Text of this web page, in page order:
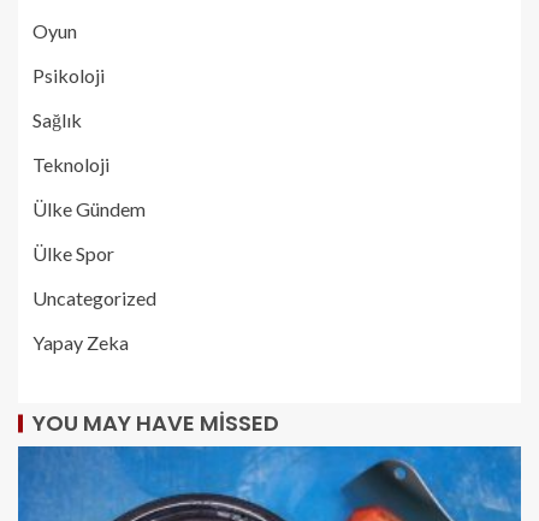
Oyun
Psikoloji
Sağlık
Teknoloji
Ülke Gündem
Ülke Spor
Uncategorized
Yapay Zeka
YOU MAY HAVE MISSED